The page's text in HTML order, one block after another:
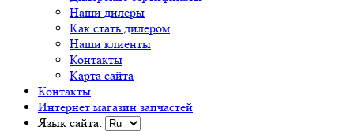
Наши дилеры
Как стать дилером
Наши клиенты
Контакты
Карта сайта
Контакты
Интернет магазин запчастей
Язык сайта: